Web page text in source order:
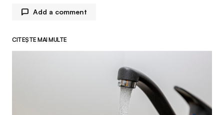
Add a comment
CITEȘTE MAI MULTE